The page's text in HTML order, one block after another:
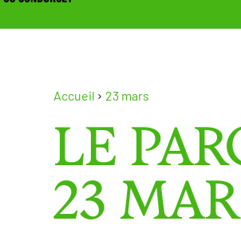
Accueil 23 mars
LE
23